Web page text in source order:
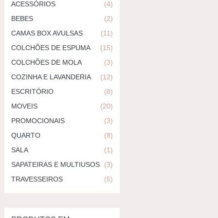
ACESSÓRIOS
(4)
BEBES
(2)
CAMAS BOX AVULSAS
(11)
COLCHÕES DE ESPUMA
(15)
COLCHÕES DE MOLA
(3)
COZINHA E LAVANDERIA
(12)
ESCRITÓRIO
(8)
MOVEIS
(20)
PROMOCIONAIS
(3)
QUARTO
(8)
SALA
(1)
SAPATEIRAS E MULTIUSOS
(3)
TRAVESSEIROS
(5)